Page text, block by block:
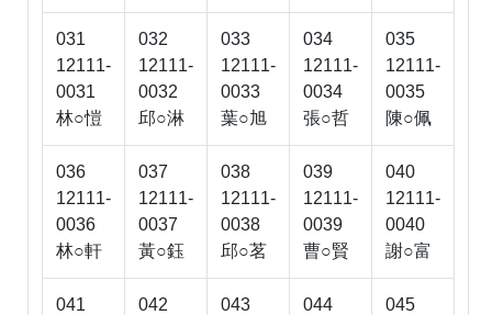
031
12111-
0031
林○愷
032
12111-
0032
邱○淋
033
12111-
0033
葉○旭
034
12111-
0034
張○哲
035
12111-
0035
陳○佩
036
12111-
0036
林○軒
037
12111-
0037
黃○鈺
038
12111-
0038
邱○茗
039
12111-
0039
曹○賢
040
12111-
0040
謝○富
041
042
043
044
045